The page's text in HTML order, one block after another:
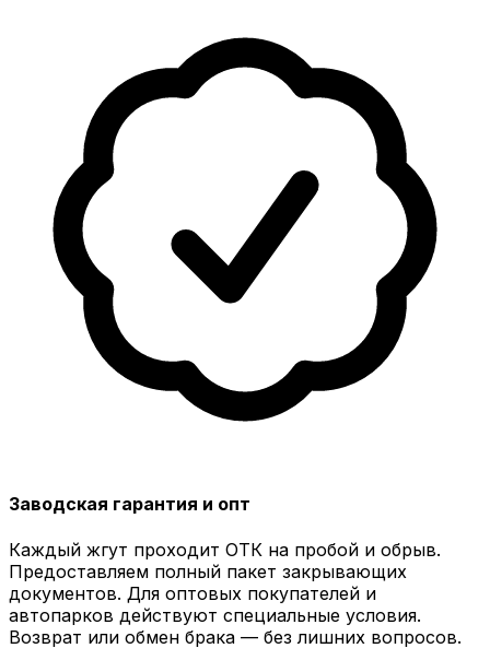
Заводская гарантия и опт
Каждый жгут проходит ОТК на пробой и обрыв.
Предоставляем полный пакет закрывающих
документов. Для оптовых покупателей и
автопарков действуют специальные условия.
Возврат или обмен брака — без лишних вопросов.